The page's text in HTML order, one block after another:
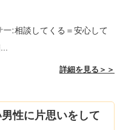
ー:相談してくる＝安心して
詳細を見る＞＞
性に片思いをして